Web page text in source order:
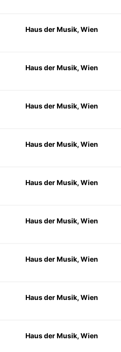
Haus der Musik, Wien
Haus der Musik, Wien
Haus der Musik, Wien
Haus der Musik, Wien
Haus der Musik, Wien
Haus der Musik, Wien
Haus der Musik, Wien
Haus der Musik, Wien
Haus der Musik, Wien